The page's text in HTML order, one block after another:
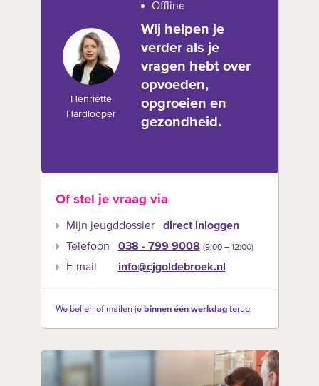
Henriëtte
Hardlooper
Offline
Wij helpen je
verder als je
vragen hebt over
opvoeden,
opgroeien en
gezondheid.
Of stel je vraag via
Mijn jeugddossier
direct inloggen
Telefoon
038 - 799 9008 (9:00 –‍ 12:00)
E-mail info@cjgoldebroek.nl
We bellen of mailen je binnen één werkdagterug